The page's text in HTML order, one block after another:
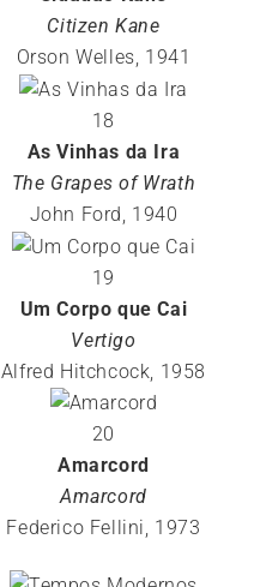
Citizen Kane
Orson Welles, 1941
18
As Vinhas da Ira
The Grapes of Wrath
John Ford, 1940
19
Um Corpo que Cai
Vertigo
Alfred Hitchcock, 1958
20
Amarcord
Amarcord
Federico Fellini, 1973